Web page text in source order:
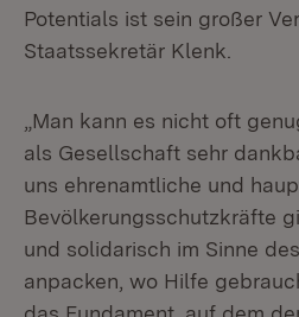
Potentials ist sein großer
Staatssekretär Klenk.
„Man kann es nicht oft
als Gesellschaft sehr
uns ehrenamtliche und
Bevölkerungsschutzkräfte
und solidarisch im Sinne
anpacken, wo Hilfe